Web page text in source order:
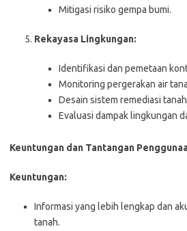
Mitigasi risiko gempa bumi.
Rekayasa Lingkungan:
Identifikasi dan pemetaan
Monitoring pergerakan air
Desain sistem remediasi
Evaluasi dampak lingkungan
Keuntungan dan Tantangan
Keuntungan:
Informasi yang lebih lengkap dan
tanah.